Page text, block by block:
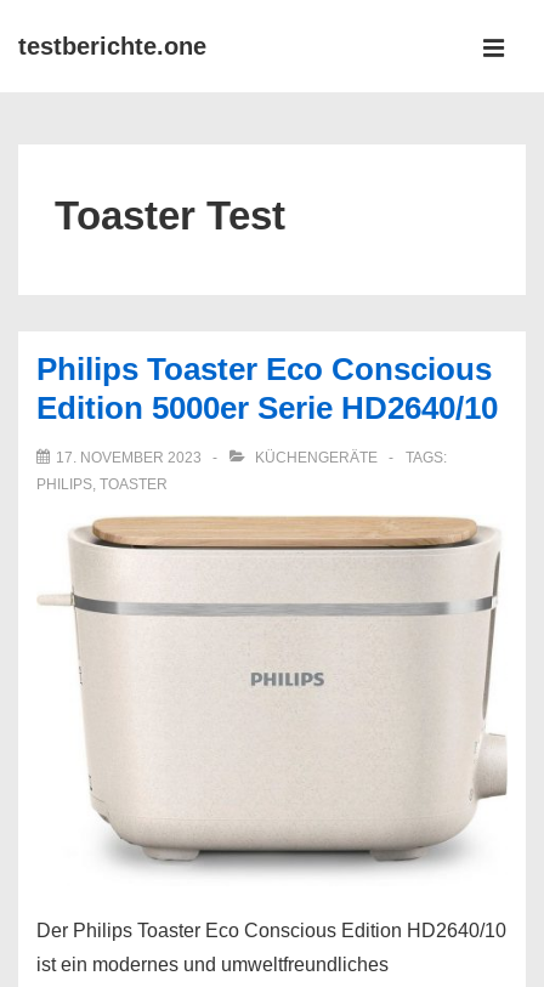
Zumtestberichte.one
Toaster Test
Philips Toaster Eco Conscious
Edition 5000er Serie HD2640/10
17. NOVEMBER 2023 KÜCHENGERÄTE
TAGS:
PHILIPS, TOASTER
Der Philips Toaster Eco Conscious Edition HD2640/10
ist ein modernes und umweltfreundliches